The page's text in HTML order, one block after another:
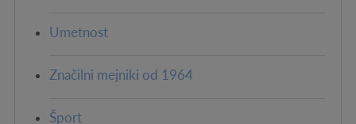
Umetnost
Značilni mejniki od 1964
Šport